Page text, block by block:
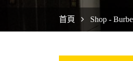
首頁 Shop -